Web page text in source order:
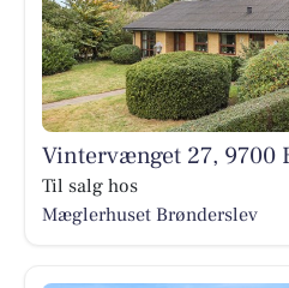
Vintervænget 27, 9700
Til salg hos
Mæglerhuset Brønderslev